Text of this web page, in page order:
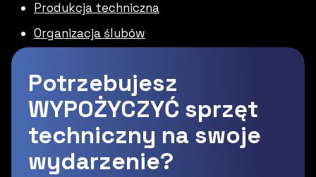
Produkcja techniczna
Organizacja ślubów
Potrzebujesz
WYPOŻYCZYĆ sprzęt
techniczny na swoje
wydarzenie?